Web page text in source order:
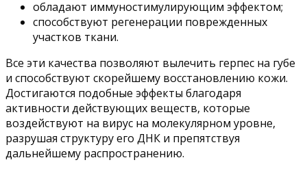
обладают иммуностимулирующим эффектом;
способствуют регенерации поврежденных
участков ткани.
Все эти качества позволяют вылечить герпес на губе
и способствуют скорейшему восстановлению кожи.
Достигаются подобные эффекты благодаря
активности действующих веществ, которые
воздействуют на вирус на молекулярном уровне,
разрушая структуру его ДНК и препятствуя
дальнейшему распространению.